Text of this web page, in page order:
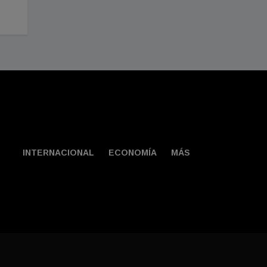
INTERNACIONAL ECONOMÍA MÁS